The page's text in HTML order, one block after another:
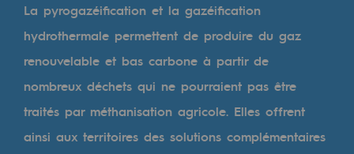
Indicateurs
Publications institutionnelles
Les énergies d'avenir
La pyrogazéification et la gazéification
hydrothermale permettent de produire du gaz
renouvelable et bas carbone à partir de
nombreux déchets qui ne pourraient pas être
traités par méthanisation agricole. Elles offrent
ainsi aux territoires des solutions complémentaires